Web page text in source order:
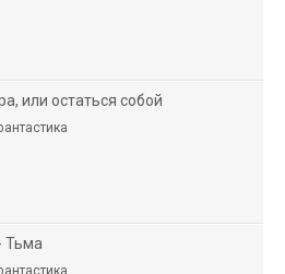
или остаться собой
Тьма